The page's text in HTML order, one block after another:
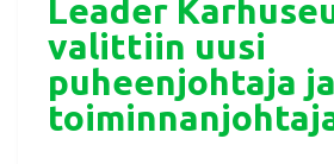
Leader
valittiin uusi
puheenjohtaja ja